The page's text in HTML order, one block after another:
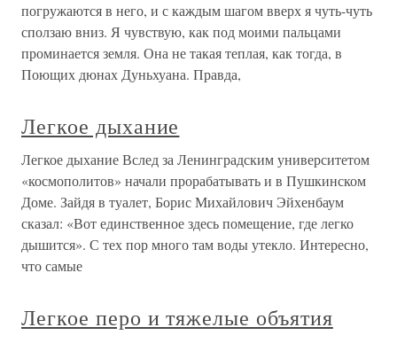
погружаются в него, и с каждым шагом вверх я чуть-чуть
сползаю вниз. Я чувствую, как под моими пальцами
проминается земля. Она не такая теплая, как тогда, в
Поющих дюнах Дуньхуана. Правда,
Легкое дыхание
Легкое дыхание Вслед за Ленинградским университетом
«космополитов» начали прорабатывать и в Пушкинском
Доме. Зайдя в туалет, Борис Михайлович Эйхенбаум
сказал: «Вот единственное здесь помещение, где легко
дышится». С тех пор много там воды утекло. Интересно,
что самые
Легкое перо и тяжелые объятия